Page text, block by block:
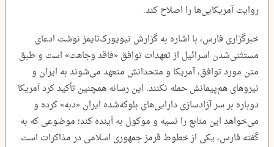
روایت آمریکایی‌ها را اصلاح کند.
خبرگزاری فارس، با اشاره به گزارش نیویورک‌تایمز نوشت ادعای
مستثنی‌شدن اسرائیل از تعهدات توافق «فاقد وجاهت» است و طبق
متن مورد توافق، آمریکا و متحدانش متعهد می‌شوند به ایران و
نیرو‌های هم‌پیمانش حمله نکنند. این رسانه همچنین تأکید کرد آمریکا
دوباره بر سر آزادسازی دارایی‌های بلوکه‌شده ایران «دبه» کرده و
می‌خواهد این منابع را نسیه و موکول به آینده کند؛ موضوعی که به
گفته فارس، یکی از خطوط قرمز جمهوری اسلامی در مذاکرات است.